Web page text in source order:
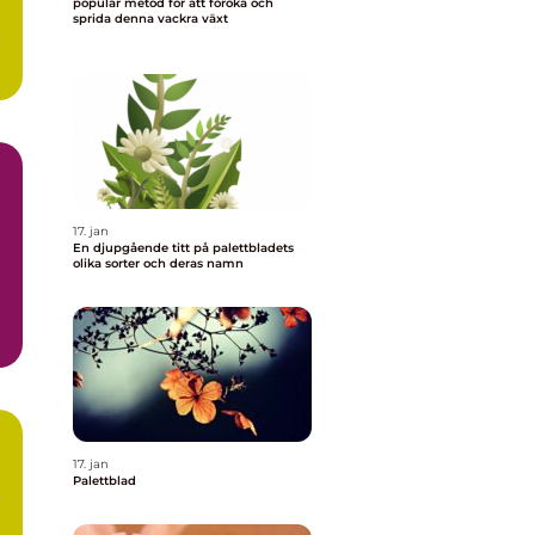
sprida denna vackra växt
17. jan
En djupgående titt på palettbladets
olika sorter och deras namn
17. jan
Palettblad